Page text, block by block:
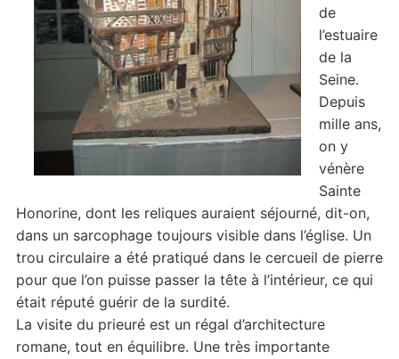
de
l’estuaire
de la
Seine.
Depuis
mille ans,
on y
vénère
Sainte
Honorine, dont les reliques auraient séjourné, dit-on,
dans un sarcophage toujours visible dans l’église. Un
trou circulaire a été pratiqué dans le cercueil de pierre
pour que l’on puisse passer la tête à l’intérieur, ce qui
était réputé guérir de la surdité.
La visite du prieuré est un régal d’architecture
romane, tout en équilibre. Une très importante